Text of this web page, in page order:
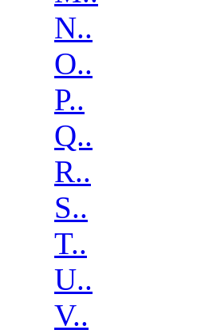
N..
O..
P..
Q..
R..
S..
T..
U..
V..